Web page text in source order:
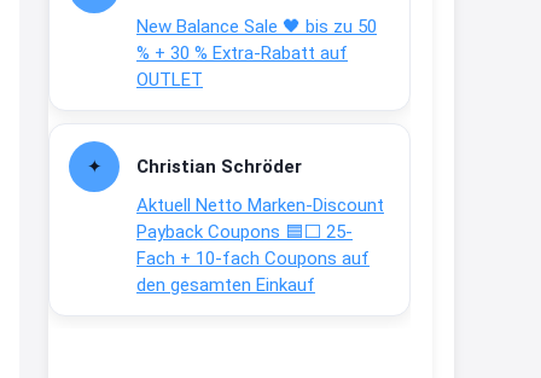
New Balance Sale 🖤 bis zu 50
% + 30 % Extra-Rabatt auf
OUTLET
Christian Schröder
Aktuell Netto Marken-Discount
Payback Coupons 🟦⬜ 25-
Fach + 10-fach Coupons auf
den gesamten Einkauf
Joachim
Gratis personalisierte 7-Tage
Ration Micronährstoffe/ Vitamine
↩
Joachim